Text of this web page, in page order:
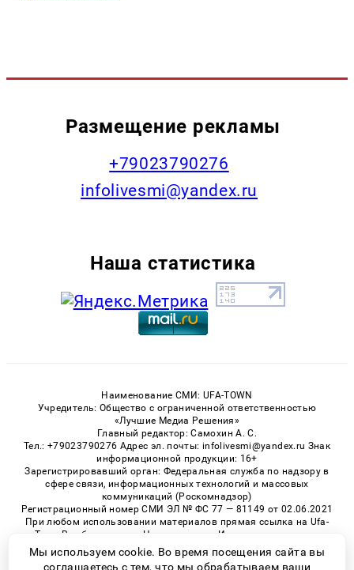
Размещение рекламы
+79023790276
infolivesmi@yandex.ru
Наша статистика
Наименование СМИ: UFA-TOWN
Учредитель: Общество с ограниченной ответственностью
«Лучшие Медиа Решения»
Главный редактор: Самохин А. С.
Тел.: +79023790276 Адрес эл. почты: infolivesmi@yandex.ru Знак
информационной продукции: 16+
Зарегистрировавший орган: Федеральная служба по надзору в
сфере связи, информационных технологий и массовых
коммуникаций (Роскомнадзор)
Регистрационный номер СМИ ЭЛ № ФС 77 — 81149 от 02.06.2021
При любом использовании материалов прямая ссылка на Ufa-
Town.Ru обязательна. Цитирование в Интернете возможно
только при наличии письменного разрешения.
Мы используем cookie. Во время посещения сайта вы
соглашаетесь с тем, что мы обрабатываем ваши